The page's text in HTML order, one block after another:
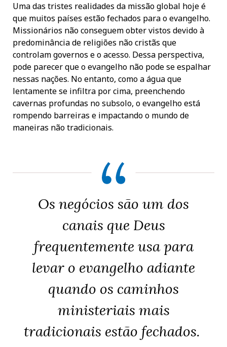
Uma das tristes realidades da missão global hoje é
que muitos países estão fechados para o evangelho.
Missionários não conseguem obter vistos devido à
predominância de religiões não cristãs que
controlam governos e o acesso. Dessa perspectiva,
pode parecer que o evangelho não pode se espalhar
nessas nações. No entanto, como a água que
lentamente se infiltra por cima, preenchendo
cavernas profundas no subsolo, o evangelho está
rompendo barreiras e impactando o mundo de
maneiras não tradicionais.
Os negócios são um dos
canais que Deus
frequentemente usa para
levar o evangelho adiante
quando os caminhos
ministeriais mais
tradicionais estão fechados.